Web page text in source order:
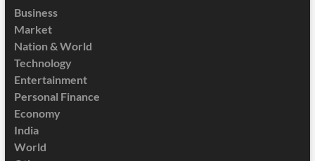
Business
Market
Nation & World
Technology
Entertainment
Personal Finance
Economy
India
World